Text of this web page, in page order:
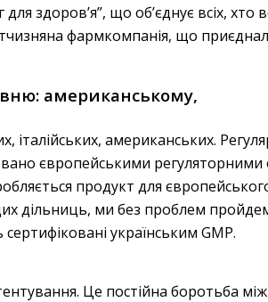
здоров’я”, що об’єднує всіх, хто
фармкомпанія, що
американському,
американських.
європейськими
продукт для
дільниць, ми без проблем
українським GMP.
Це постійна боротьба між